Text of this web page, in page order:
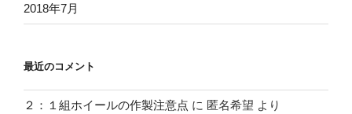
2018年7月
最近のコメント
２：１組ホイールの作製注意点 に 匿名希望 より